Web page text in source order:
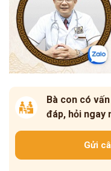
Bà con có
đáp, hỏi ngay
Gửi